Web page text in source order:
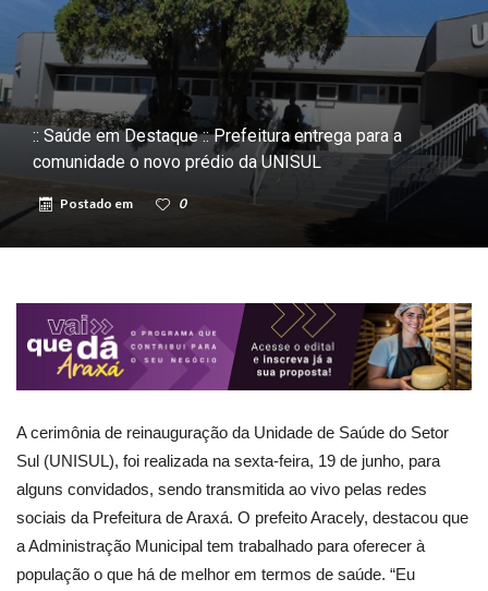
:: Saúde em Destaque :: Prefeitura entrega para a
comunidade o novo prédio da UNISUL
Postado em 0
A cerimônia de reinauguração da Unidade de Saúde do Setor
Sul (UNISUL), foi realizada na sexta-feira, 19 de junho, para
alguns convidados, sendo transmitida ao vivo pelas redes
sociais da Prefeitura de Araxá. O prefeito Aracely, destacou que
a Administração Municipal tem trabalhado para oferecer à
população o que há de melhor em termos de saúde. “Eu